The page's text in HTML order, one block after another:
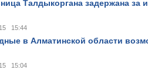
Талдыкоргана задержана за
15:44
в Алматинской области
15:04